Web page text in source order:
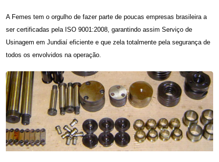
A Femes tem o orgulho de fazer parte de poucas empresas brasileira a
ser certificadas pela ISO 9001:2008, garantindo assim Serviço de
Usinagem em Jundiaí eficiente e que zela totalmente pela segurança de
todos os envolvidos na operação.